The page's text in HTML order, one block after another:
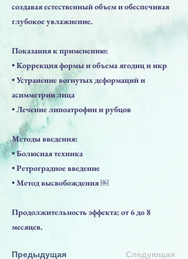
создавая естественный объем и обеспечивая
глубокое увлажнение.
Показания к применению:
• Коррекция формы и объема ягодиц и икр
• Устранение вогнутых деформаций и
асимметрии лица
• Лечение липоатрофии и рубцов
Методы введения:
• Болюсная техника
• Ретроградное введение
• Метод высвобождения ￼
Продолжительность эффекта: от 6 до 8
месяцев.
Предыдущая Следующая